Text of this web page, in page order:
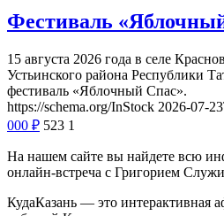
Фестиваль
15 августа 2026 года в селе
Устьинского района Республики
фестиваль «Яблочный Спас».
https://schema.org/InStock 2026-07-
000 ₽ 523 1
На нашем сайте вы найдете всю
онлайн-встреча с Григорием
КудаКазань — это интерактивная